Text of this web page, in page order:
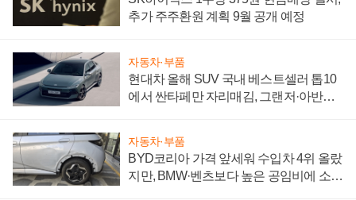
추가 주주환원 계획 9월 공개 예정
자동차·부품
현대차 올해 SUV 국내 베스트셀러 톱10
에서 싼타페만 자리매김, 그랜저·아반떼
자동차·부품
BYD코리아 가격 앞세워 수입차 4위 올랐
지만, BMW·벤츠보다 높은 공임비에 소비